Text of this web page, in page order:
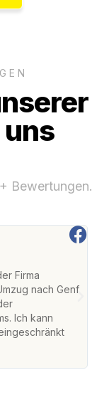
Bewertungen.
Firma
nach Genf
Ich kann